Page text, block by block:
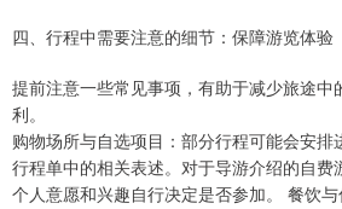
四、行程中需要注意的细节：保障游览体验
提前注意一些常见事项，有助于减少旅途中
利。
购物场所与自选项目：部分行程可能会安
行程单中的相关表述。对于导游介绍的自费
个人意愿和兴趣自行决定是否参加。 餐饮